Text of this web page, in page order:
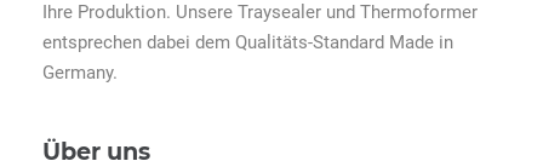
Ihre Produktion. Unsere Traysealer und Thermoformer
entsprechen dabei dem Qualitäts-Standard Made in
Germany.
Über uns